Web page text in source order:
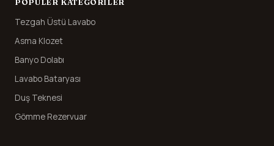
POPÜLER KATEGORILER
Tezgah Üstü Lavabo
Asma Klozet
Banyo Dolabı
Lavabo Bataryası
Duş Teknesi
Gömme Rezervuar